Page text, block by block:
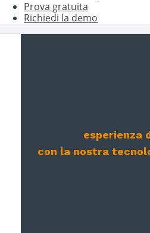
Prova gratuita
Richiedi la demo
esperienza
con la nostra